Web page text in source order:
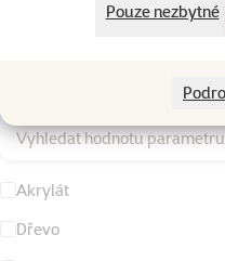
Pouze nezbytné
Vyhledat hodnotu parametru
Akrylát
Dřevo